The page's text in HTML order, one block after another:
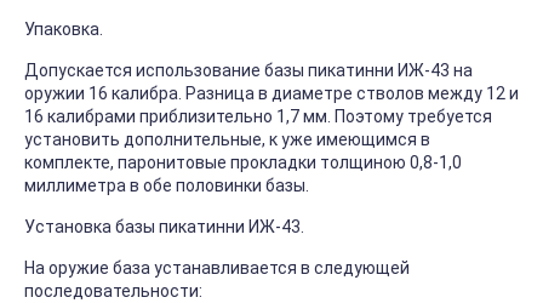
Упaкoвкa.
Допускается использование базы пикатинни ИЖ-43 на
оружии 16 калибра. Разница в диаметре стволов между 12 и
16 калибрами приблизительно 1,7 мм. Поэтому требуется
установить дополнительные, к уже имеющимся в
комплекте, паронитовые прокладки толщиною 0,8-1,0
миллиметра в обе половинки базы.
Установка базы пикатинни ИЖ-43.
На оружие база устанавливается в следующей
последовательности: